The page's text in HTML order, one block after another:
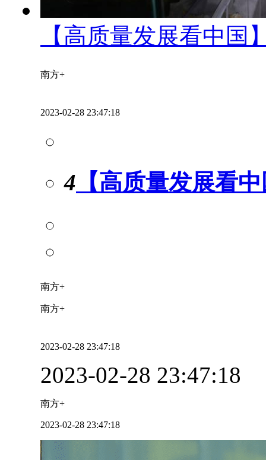
【高质量发展看中国
南方+
2023-02-28 23:47:18
4 【高质量发展看
南方+
南方+
2023-02-28 23:47:18
2023-02-28 23:47:18
南方+
2023-02-28 23:47:18